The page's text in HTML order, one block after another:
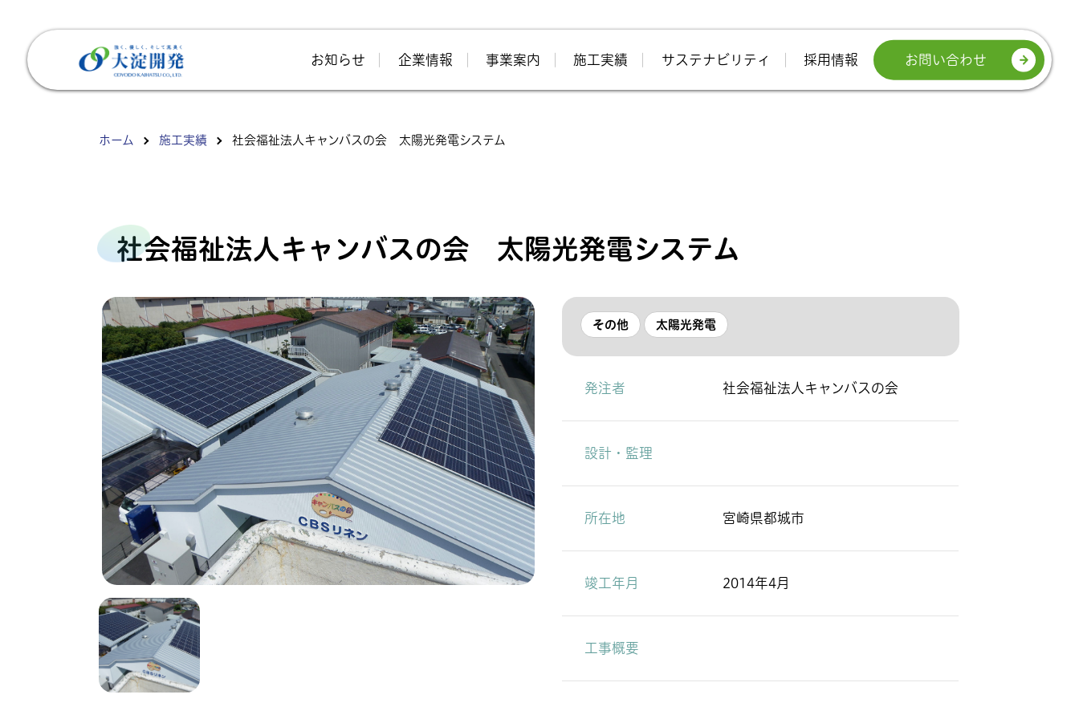
お知らせ 企業情報 事業案内 施工実績 サステナビリティ 採用情報 お問い合わせ
ホーム 施工実績 社会福祉法人キャンバスの会 太陽光発電システム
社会福祉法人キャンバスの会 太陽光発電システム
その他 太陽光発電
発注者 社会福祉法人キャンバスの会
設計・監理
所在地 宮崎県都城市
竣工年月 2014年4月
工事概要